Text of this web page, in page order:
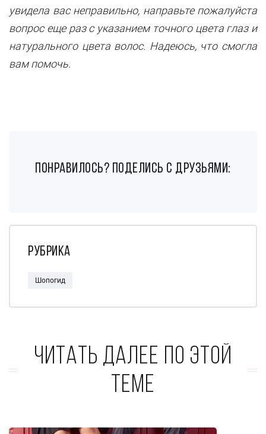
увидела вас неправильно, направьте пожалуйста
вопрос еще раз с указанием точного цвета глаз и
натурального цвета волос. Надеюсь, что смогла
вам помочь.
понравилось? поделись с друзьями:
Рубрика
Шопогид
Читать далее по этой
теме